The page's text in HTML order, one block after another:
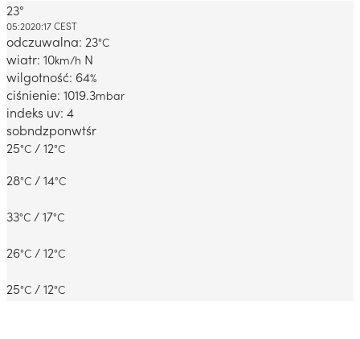
Dabrowa Gornicza, PL
23°
05:2020:17 CEST
odczuwalna: 23°C
wiatr: 10km/h N
wilgotność: 64%
ciśnienie: 1019.3mbar
indeks uv: 4
sobndzponwtśr
25°C / 12°C
28°C / 14°C
33°C / 17°C
26°C / 12°C
25°C / 12°C